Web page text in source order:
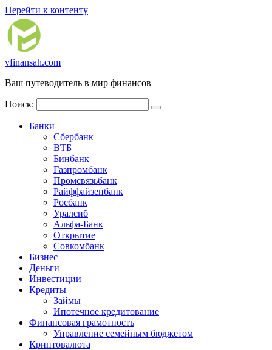
Перейти к контенту
vfinansah.com
Ваш путеводитель в мир финансов
Поиск:
Банки
Сбербанк
ВТБ
Бинбанк
Газпромбанк
Промсвязьбанк
Райффайзенбанк
Росбанк
Уралсиб
Альфа-Банк
Открытие
Совкомбанк
Бизнес
Деньги
Инвестиции
Кредиты
Займы
Ипотечное кредитование
Финансовая грамотность
Управление семейным бюджетом
Криптовалюта